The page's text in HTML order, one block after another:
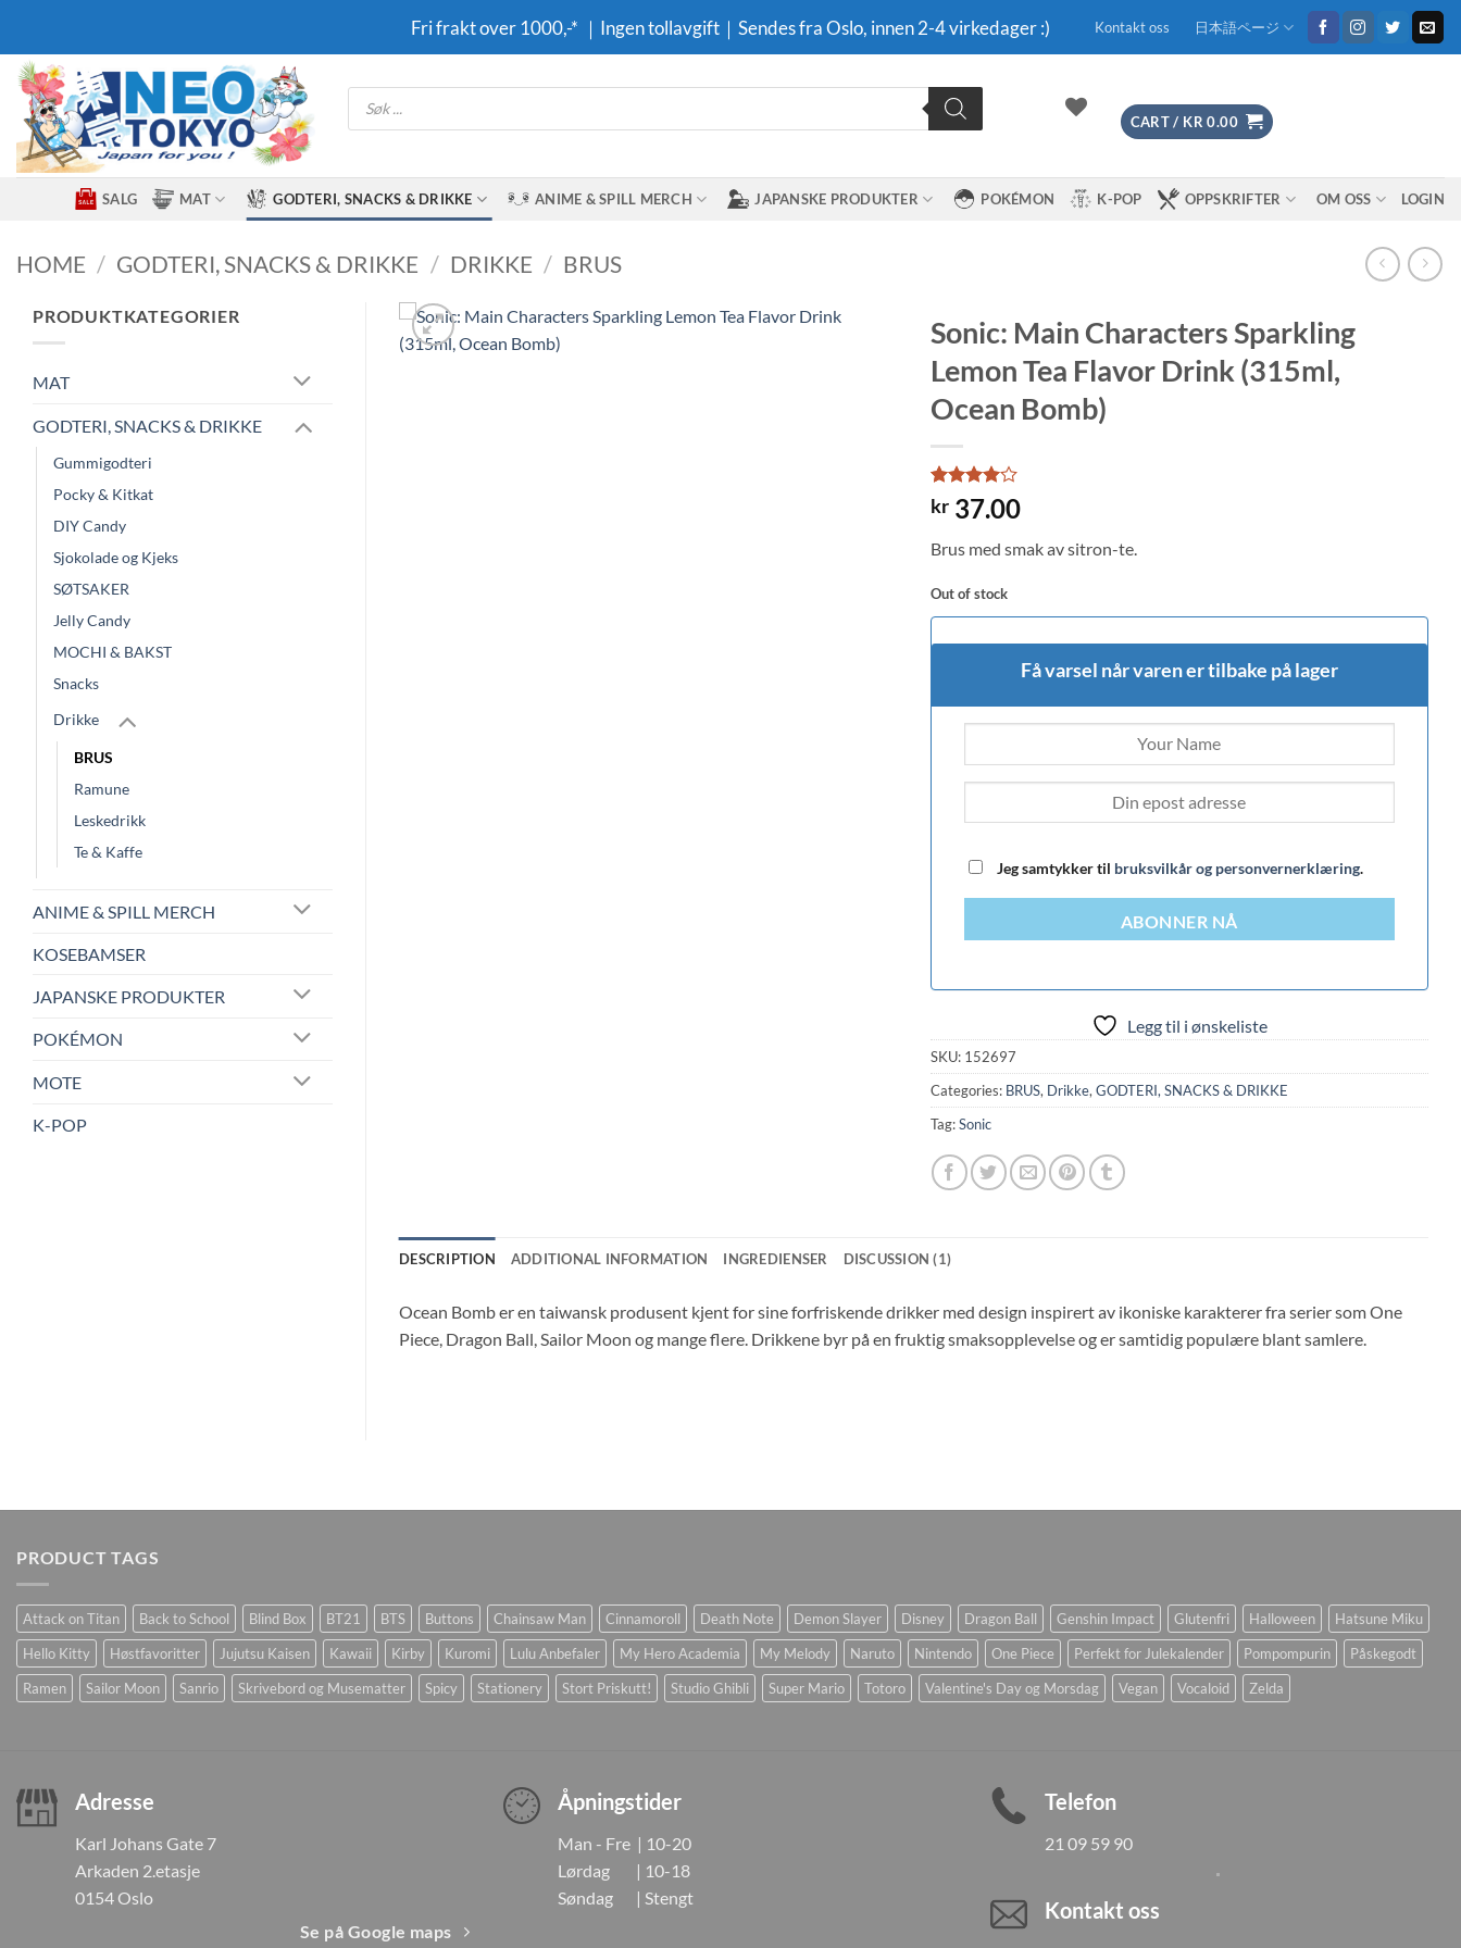
content
Fri frakt over 1000,-* ｜Ingen tollavgift｜Sendes fra Oslo, innen 2-4 virkedager :) Kontakt oss 日本語ページ
Products
search
CART / KR 0.00
SALG MAT GODTERI, SNACKS & DRIKKE ANIME & SPILL MERCH JAPANSKE PRODUKTER POKÉMON K-POP OPPSKRIFTER OM OSS LOGIN
HOME / GODTERI, SNACKS & DRIKKE / DRIKKE / BRUS
PRODUKTKATEGORIER
MAT
GODTERI, SNACKS & DRIKKE
Gummigodteri
Pocky & Kitkat
DIY Candy
Sjokolade og Kjeks
SØTSAKER
Jelly Candy
MOCHI & BAKST
Snacks
Drikke
BRUS
Ramune
Leskedrikk
Te & Kaffe
ANIME & SPILL MERCH
KOSEBAMSER
JAPANSKE PRODUKTER
POKÉMON
MOTE
K-POP
Sonic: Main Characters Sparkling
Lemon Tea Flavor Drink (315ml,
Ocean Bomb)
Rated4
out of 5
1
customer
kr37.00
Brus med smak av sitron-te.
Out of stock
Få varsel når varen er tilbake på lager
Jeg samtykker til bruksvilkår og personvernerklæring.
ABONNER NÅ
Legg til i ønskeliste
SKU: 152697
Categories: BRUS, Drikke,GODTERI, SNACKS & DRIKKE
Tag:Sonic
DESCRIPTION ADDITIONAL INFORMATION INGREDIENSER DISCUSSION (1)
Ocean Bomb er en taiwansk produsent kjent for sine forfriskende drikker med design inspirert av ikoniske karakterer fra serier som One
Piece, Dragon Ball, Sailor Moon og mange flere. Drikkene byr på en fruktig smaksopplevelse og er samtidig populære blant samlere.
PRODUCT TAGS
Attack on Titan Back to School Blind Box BT21 BTS Buttons Chainsaw Man Cinnamoroll Death Note Demon Slayer Disney Dragon Ball Genshin Impact Glutenfri Halloween
Hatsune Miku
Hello Kitty
Høstfavoritter Jujutsu Kaisen Kawaii Kirby Kuromi Lulu Anbefaler My Hero Academia My Melody Naruto Nintendo One Piece Perfekt for Julekalender Pompompurin
Påskegodt
Ramen
Sailor Moon Sanrio Skrivebord og Musematter Spicy Stationery Stort Priskutt! Studio Ghibli Super Mario Totoro Valentine's Day og Morsdag Vegan Vocaloid Zelda
Adresse
Karl Johans Gate 7
Arkaden 2.etasje
0154 Oslo
Se på Google maps
Åpningstider
Man - Fre | 10-20
Lørdag | 10-18
Søndag | Stengt
Telefon
21 09 59 90
Kontakt oss